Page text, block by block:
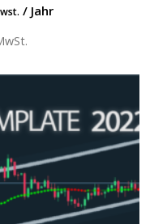
/ Jahr